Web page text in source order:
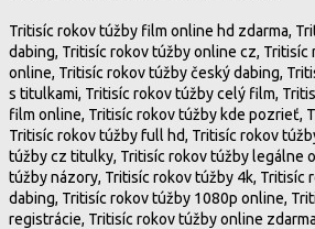
Tritisíc rokov túžby film online hd zdarma,
dabing, Tritisíc rokov túžby online cz, Tritisíc
online, Tritisíc rokov túžby český dabing,
s titulkami, Tritisíc rokov túžby celý film,
film online, Tritisíc rokov túžby kde pozrieť,
Tritisíc rokov túžby full hd, Tritisíc rokov
túžby cz titulky, Tritisíc rokov túžby legálne
túžby názory, Tritisíc rokov túžby 4k, Tritisíc
dabing, Tritisíc rokov túžby 1080p online,
registrácie, Tritisíc rokov túžby online zdarma